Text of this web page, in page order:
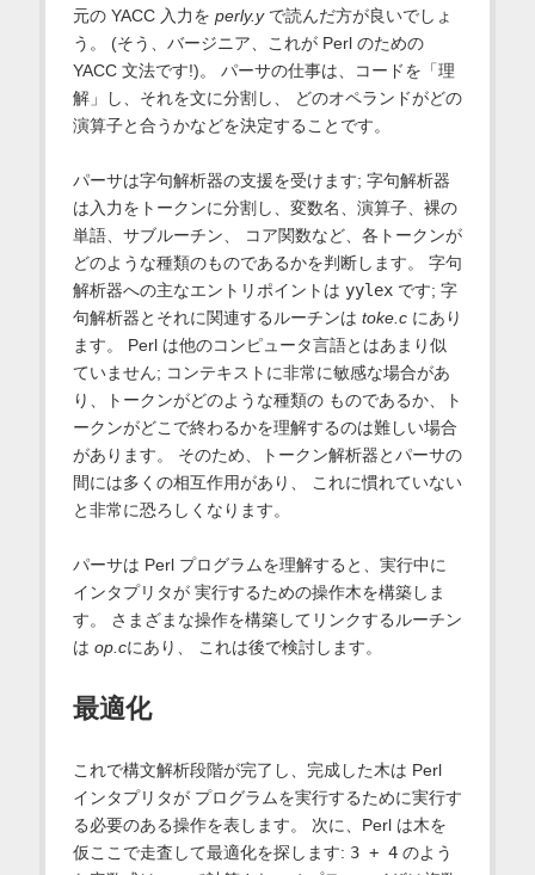
元の YACC 入力を perly.yで読んだ方が良いでしょ
う。 (そう、バージニア、これが Perl のための
YACC 文法です!)。 パーサの仕事は、コードを「理
解」し、それを文に分割し、 どのオペランドがどの
演算子と合うかなどを決定することです。
パーサは字句解析器の支援を受けます; 字句解析器
は入力をトークンに分割し、変数名、演算子、裸の
単語、サブルーチン、 コア関数など、各トークンが
どのような種類のものであるかを判断します。 字句
解析器への主なエントリポイントは yylexです; 字
句解析器とそれに関連するルーチンは toke.cにあり
ます。 Perl は他のコンピュータ言語とはあまり似
ていません; コンテキストに非常に敏感な場合があ
り、トークンがどのような種類の ものであるか、ト
ークンがどこで終わるかを理解するのは難しい場合
があります。 そのため、トークン解析器とパーサの
間には多くの相互作用があり、 これに慣れていない
と非常に恐ろしくなります。
パーサは Perl プログラムを理解すると、実行中に
インタプリタが 実行するための操作木を構築しま
す。 さまざまな操作を構築してリンクするルーチン
は op.cにあり、 これは後で検討します。
最適化
これで構文解析段階が完了し、完成した木は Perl
インタプリタが プログラムを実行するために実行す
る必要のある操作を表します。 次に、Perl は木を
仮ここで走査して最適化を探します: 3 + 4のよう